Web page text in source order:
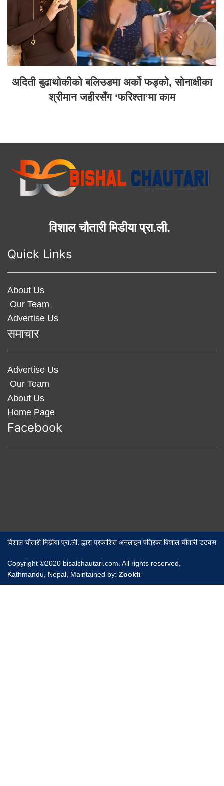
अदिती बुढाथोकीको बलिउडमा अर्को फड्को, सोनाक्षीका
श्रीमान जहीरसँग ‘फरिश्ता’मा काम
विशाल चौतारी मिडीया प्रा.ली.
Quick Links
About Us
Our Team
Advertise Us
समाचार
Advertise Us
Our Team
About Us
Home Page
Facebook
विशाल चौतारी मिडीया प्रा.ली. द्धारा प्रकाशित अनलाइन पत्रिका विशाल चौतारी डटकम
Copyright ©2020 bisalchautari.com. All rights reserved,
Kathmandu, Nepal, Maintained by: Zookti